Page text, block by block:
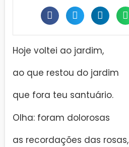
Hoje voltei ao jardim,
ao que restou do jardim
que fora teu santuário.
Olha: foram dolorosas
as recordações das rosas,